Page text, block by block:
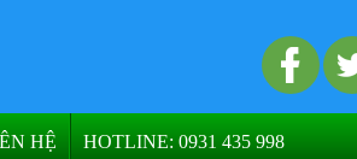
HỆ HOTLINE: 0931 435 998